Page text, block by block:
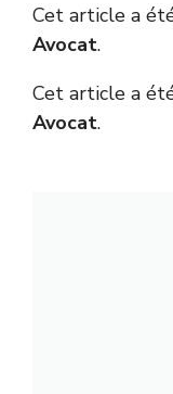
Cet article a
Avocat.
Cet article a
Avocat.